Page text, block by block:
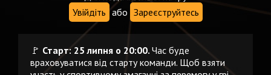
Увійдіть або Зареєструйтесь
🚩 Старт: 25 липня о 20:00. Час буде
враховуватися від старту команди. Щоб взяти